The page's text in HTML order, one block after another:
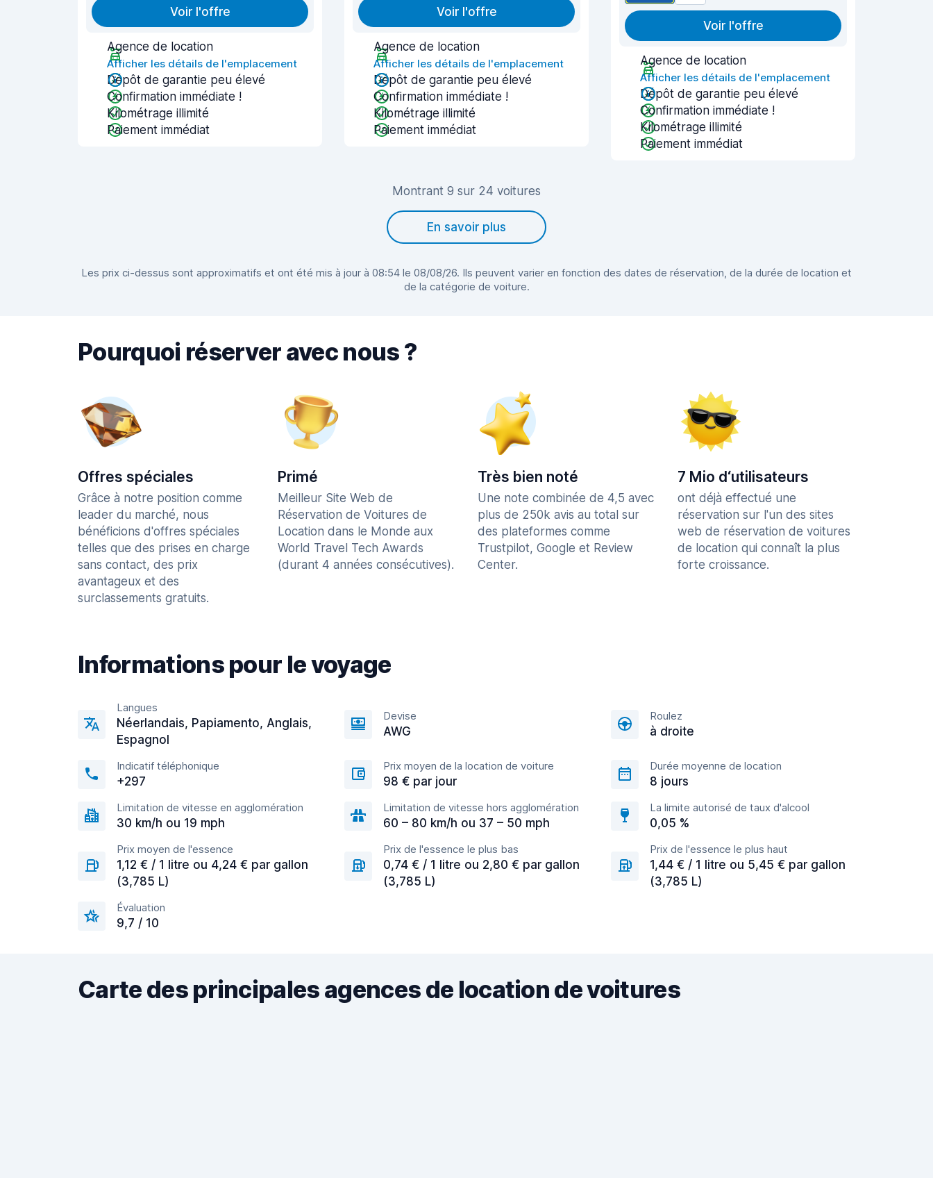
Voir l'offre
Agence de location
Afficher les détails de l'emplacement
Dépôt de garantie peu élevé
Confirmation immédiate !
Kilométrage illimité
Paiement immédiat
Voir l'offre
Agence de location
Afficher les détails de l'emplacement
Dépôt de garantie peu élevé
Confirmation immédiate !
Kilométrage illimité
Paiement immédiat
Voir l'offre
Agence de location
Afficher les détails de l'emplacement
Dépôt de garantie peu élevé
Confirmation immédiate !
Kilométrage illimité
Paiement immédiat
Montrant 9 sur 24 voitures
En savoir plus
Les prix ci-dessus sont approximatifs et ont été mis à jour à 08:54 le 08/08/26. Ils peuvent varier en fonction des dates de réservation, de la durée de location et
de la catégorie de voiture.
Pourquoi réserver avec nous ?
Offres spéciales
Grâce à notre position comme
leader du marché, nous
bénéficions d'offres spéciales
telles que des prises en charge
sans contact, des prix
avantageux et des
surclassements gratuits.
Primé
Meilleur Site Web de
Réservation de Voitures de
Location dans le Monde aux
World Travel Tech Awards
(durant 4 années consécutives).
Très bien noté
Une note combinée de 4,5 avec
plus de 250k avis au total sur
des plateformes comme
Trustpilot, Google et Review
Center.
7 Mio d‘utilisateurs
ont déjà effectué une
réservation sur l'un des sites
web de réservation de voitures
de location qui connaît la plus
forte croissance.
Informations pour le voyage
Langues
Néerlandais, Papiamento, Anglais,
Espagnol
Devise
AWG
Roulez
à droite
Indicatif téléphonique
+297
Prix moyen de la location de voiture
98 € par jour
Durée moyenne de location
8 jours
Limitation de vitesse en agglomération
30 km/h ou 19 mph
Limitation de vitesse hors agglomération
60 – 80 km/h ou 37 – 50 mph
La limite autorisé de taux d'alcool
0,05 %
Prix moyen de l'essence
1,12 € / 1 litre ou 4,24 € par gallon
(3,785 L)
Prix de l'essence le plus bas
0,74 € / 1 litre ou 2,80 € par gallon
(3,785 L)
Prix de l'essence le plus haut
1,44 € / 1 litre ou 5,45 € par gallon
(3,785 L)
Évaluation
9,7 / 10
Carte des principales agences de location de voitures